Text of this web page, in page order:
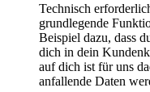
Technisch
grundlegende
Beispiel dazu, dass
dich in dein
auf dich ist für uns
anfallende Daten